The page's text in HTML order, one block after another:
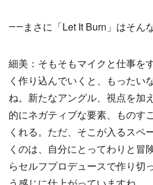
――まさに「Let It Burn」はそん
細美：そもそもマイクと仕事を
く作り込んでいくと、もったい
ね。新たなアングル、視点を加
的にネガティブな要素、ものす
くれる。ただ、そこが入るスペ
くのは、自分にとってわりと冒
らセルフプロデュースで作り切